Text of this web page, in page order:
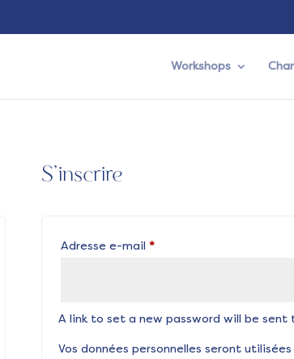
Workshops
S’inscrire
Adresse e-mail *Obligatoire
A link to set a new password will be sent
Vos données personnelles seront